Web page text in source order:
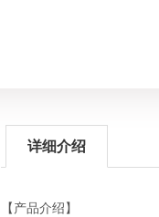
详细介绍
【产品介绍】